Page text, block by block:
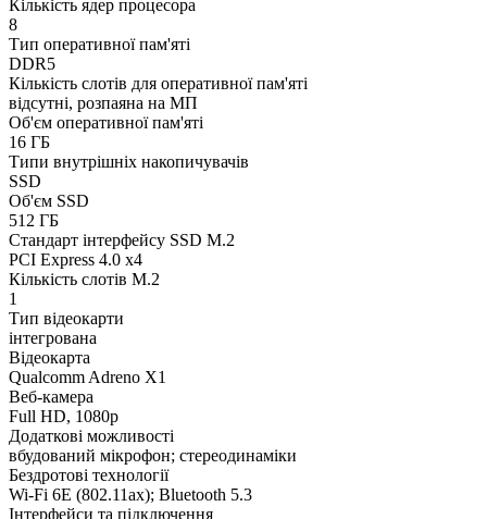
Кількість ядер процесора
8
Тип оперативної пам'яті
DDR5
Кількість слотів для оперативної пам'яті
відсутні, розпаяна на МП
Об'єм оперативної пам'яті
16 ГБ
Типи внутрішніх накопичувачів
SSD
Об'єм SSD
512 ГБ
Стандарт інтерфейсу SSD M.2
PCI Express 4.0 x4
Кількість слотів M.2
1
Тип відеокарти
інтегрована
Відеокарта
Qualcomm Adreno X1
Веб-камера
Full HD, 1080p
Додаткові можливості
вбудований мікрофон; стереодинаміки
Бездротові технології
Wi-Fi 6Е (802.11aх); Bluetooth 5.3
Інтерфейси та підключення